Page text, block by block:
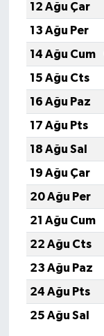
12 Ağu Çar
13 Ağu Per
14 Ağu Cum
15 Ağu Cts
16 Ağu Paz
17 Ağu Pts
18 Ağu Sal
19 Ağu Çar
20 Ağu Per
21 Ağu Cum
22 Ağu Cts
23 Ağu Paz
24 Ağu Pts
25 Ağu Sal